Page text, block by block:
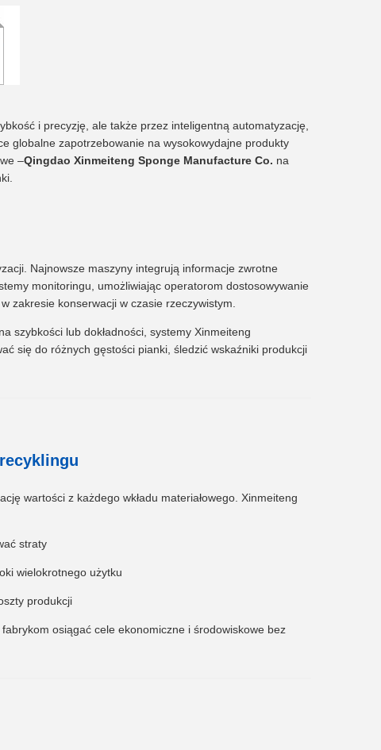
i precyzję, ale także przez inteligentną automatyzację,
globalne zapotrzebowanie na wysokowydajne produkty
–Qingdao Xinmeiteng Sponge Manufacture Co. na
Najnowsze maszyny integrują informacje zwrotne
monitoringu, umożliwiając operatorom dostosowywanie
zakresie konserwacji w czasie rzeczywistym.
szybkości lub dokładności, systemy Xinmeiteng
się do różnych gęstości pianki, śledzić wskaźniki produkcji
wartości z każdego wkładu materiałowego. Xinmeiteng
straty
wielokrotnego użytku
produkcji
osiągać cele ekonomiczne i środowiskowe bez